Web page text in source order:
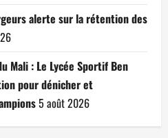
alerte sur la rétention des
Mali : Le Lycée Sportif Ben
pour dénicher et
5 août 2026